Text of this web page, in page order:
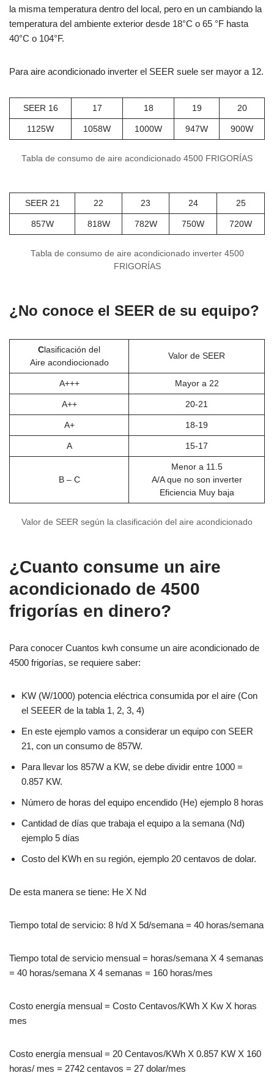
la misma temperatura dentro del local, pero en un cambiando la
temperatura del ambiente exterior desde 18°C o 65 °F hasta
40°C o 104°F.
Para aire acondicionado inverter el SEER suele ser mayor a 12.
SEER 16 17 18 19 20
1125W 1058W 1000W 947W 900W
Tabla de consumo de aire acondicionado 4500 FRIGORÍAS
SEER 21 22 23 24 25
857W 818W 782W 750W 720W
Tabla de consumo de aire acondicionado inverter 4500
FRIGORÍAS
¿No conoce el SEER de su equipo?
Clasificación del
Aire acondiocionado
Valor de SEER
A+++ Mayor a 22
A++ 20-21
A+ 18-19
A 15-17
B – C
Menor a 11.5
A/A que no son inverter
Eficiencia Muy baja
Valor de SEER según la clasificación del aire acondicionado
¿Cuanto consume un aire
acondicionado de 4500
frigorías en dinero?
Para conocer Cuantos kwh consume un aire acondicionado de
4500 frigorías, se requiere saber:
KW (W/1000) potencia eléctrica consumida por el aire (Con
el SEEER de la tabla 1, 2, 3, 4)
En este ejemplo vamos a considerar un equipo con SEER
21, con un consumo de 857W.
Para llevar los 857W a KW, se debe dividir entre 1000 =
0.857 KW.
Número de horas del equipo encendido (He) ejemplo 8 horas
Cantidad de días que trabaja el equipo a la semana (Nd)
ejemplo 5 días
Costo del KWh en su región, ejemplo 20 centavos de dolar.
De esta manera se tiene: He X Nd
Tiempo total de servicio: 8 h/d X 5d/semana = 40 horas/semana
Tiempo total de servicio mensual = horas/semana X 4 semanas
= 40 horas/semana X 4 semanas = 160 horas/mes
Costo energía mensual = Costo Centavos/KWh X Kw X horas
mes
Costo energía mensual = 20 Centavos/KWh X 0.857 KW X 160
horas/ mes = 2742 centavos = 27 dolar/mes